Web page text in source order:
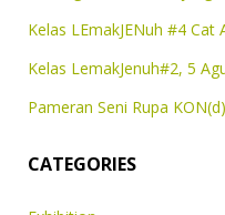
Kelas LEmakJENuh #4 Cat
Kelas LemakJenuh#2, 5
Pameran Seni Rupa
CATEGORIES